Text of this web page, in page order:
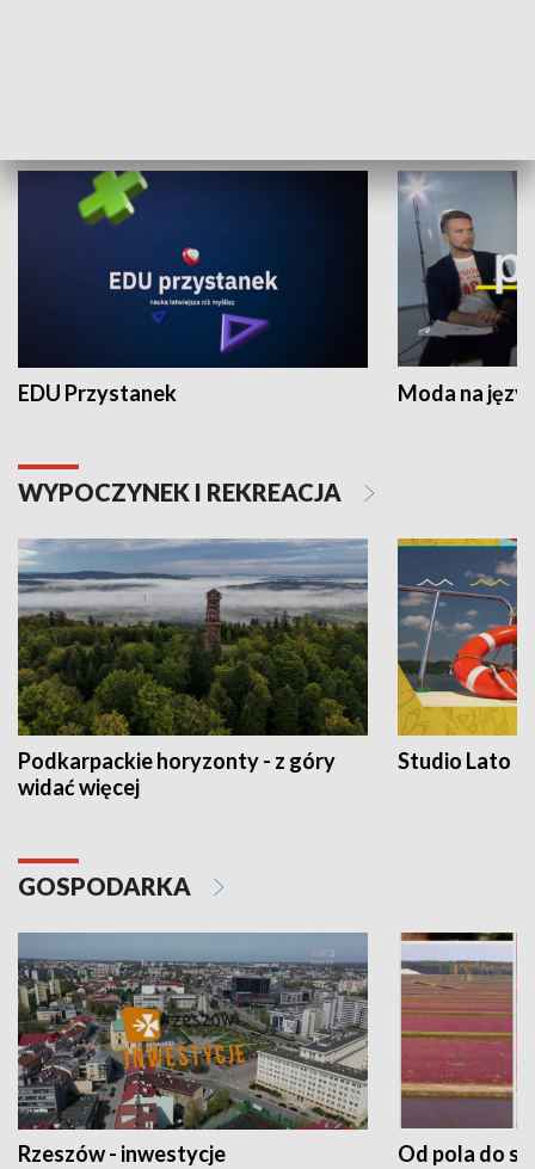
EDU Przystanek Moda na
WYPOCZYNEK I REKREACJA
Podkarpackie horyzonty - z góry
widać więcej
Studio Lato
GOSPODARKA
Rzeszów - inwestycje Od pola do